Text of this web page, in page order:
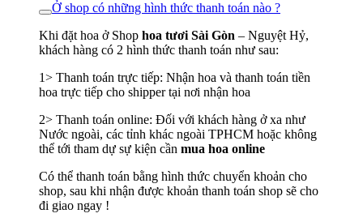
Ở shop có những hình thức thanh toán nào ?
Khi đặt hoa ở Shop hoa tươi Sài Gòn – Nguyệt Hỷ,
khách hàng có 2 hình thức thanh toán như sau:
1> Thanh toán trực tiếp: Nhận hoa và thanh toán tiền
hoa trực tiếp cho shipper tại nơi nhận hoa
2> Thanh toán online: Đối với khách hàng ở xa như
Nước ngoài, các tỉnh khác ngoài TPHCM hoặc không
thể tới tham dự sự kiện cần mua hoa online
Có thể thanh toán bằng hình thức chuyển khoản cho
shop, sau khi nhận được khoản thanh toán shop sẽ cho
đi giao ngay !